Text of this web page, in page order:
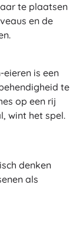
te plaatsen
en de
is een
te
op een rij
wint het spel.
denken
als